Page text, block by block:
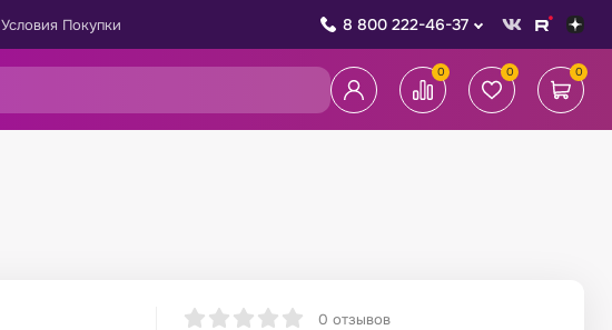
Условия Покупки 8 800 222-46-37
0 0 0
0 отзывов